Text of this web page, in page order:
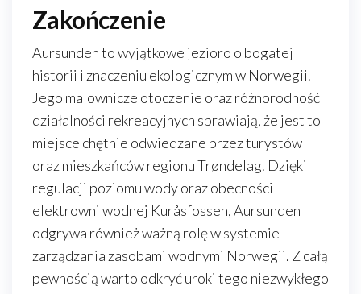
Zakończenie
Aursunden to wyjątkowe jezioro o bogatej
historii i znaczeniu ekologicznym w Norwegii.
Jego malownicze otoczenie oraz różnorodność
działalności rekreacyjnych sprawiają, że jest to
miejsce chętnie odwiedzane przez turystów
oraz mieszkańców regionu Trøndelag. Dzięki
regulacji poziomu wody oraz obecności
elektrowni wodnej Kuråsfossen, Aursunden
odgrywa również ważną rolę w systemie
zarządzania zasobami wodnymi Norwegii. Z całą
pewnością warto odkryć uroki tego niezwykłego